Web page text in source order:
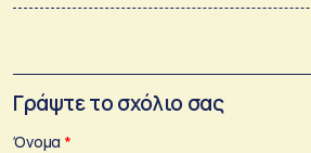
Γράψτε το σχόλιο σας
Όνομα